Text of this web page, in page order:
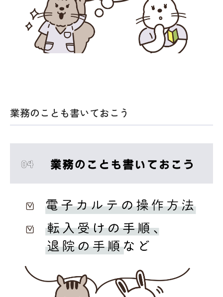
業務のことも書いておこう